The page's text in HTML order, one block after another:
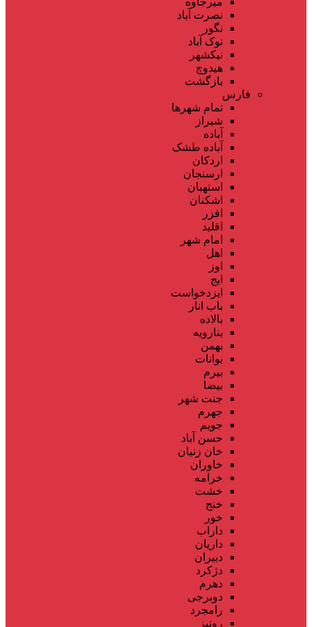
نصرت آباد
نگور
نوک آباد
نیکشهر
هیدوچ
بازگشت
فارس
تمام شهر‌ها
شیراز
آباده
آباده طشک
اردکان
ارسنجان
استهبان
اشکنان
افزر
اقلید
امام شهر
اهل
اوز
ایج
ایزدخواست
باب انار
بالاده
بنارویه
بهمن
بوانات
بیرم
بیضا
جنت شهر
جهرم
جویم
حسن آباد
خان زنیان
خاوران
خرامه
خشت
خنج
خور
داراب
داریان
دبیران
دژکرد
دهرم
دوبرجی
رامجرد
رونیز